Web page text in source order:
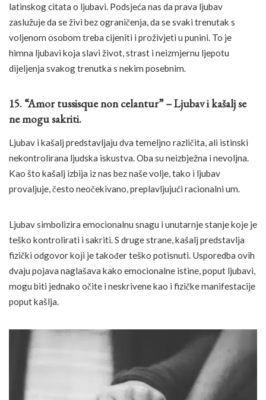
latinskog citata o ljubavi. Podsjeća nas da prava ljubav
zaslužuje da se živi bez ograničenja, da se svaki trenutak s
voljenom osobom treba cijeniti i proživjeti u punini. To je
himna ljubavi koja slavi život, strast i neizmjernu ljepotu
dijeljenja svakog trenutka s nekim posebnim.
15. “Amor tussisque non celantur” – Ljubav i kašalj se
ne mogu sakriti.
Ljubav i kašalj predstavljaju dva temeljno različita, ali istinski
nekontrolirana ljudska iskustva. Oba su neizbježna i nevoljna.
Kao što kašalj izbija iz nas bez naše volje, tako i ljubav
provaljuje, često neočekivano, preplavljujući racionalni um.
Ljubav simbolizira emocionalnu snagu i unutarnje stanje koje je
teško kontrolirati i sakriti. S druge strane, kašalj predstavlja
fizički odgovor koji je također teško potisnuti. Usporedba ovih
dvaju pojava naglašava kako emocionalne istine, poput ljubavi,
mogu biti jednako očite i neskrivene kao i fizičke manifestacije
poput kašlja.